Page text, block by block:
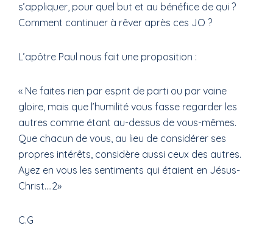
s’appliquer, pour quel but et au bénéfice de qui ?
Comment continuer à rêver après ces JO ?
L’apôtre Paul nous fait une proposition :
« Ne faites rien par esprit de parti ou par vaine
gloire, mais que l’humilité vous fasse regarder les
autres comme étant au-dessus de vous-mêmes.
Que chacun de vous, au lieu de considérer ses
propres intérêts, considère aussi ceux des autres.
Ayez en vous les sentiments qui étaient en Jésus-
Christ….2»
C.G